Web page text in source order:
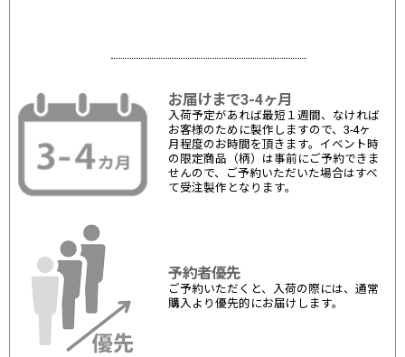
お届けまで3-4ヶ月
入荷予定があれば最短１週間、なければ
お客様のために製作しますので、3-4ヶ
月程度のお時間を頂きます。イベント時
の限定商品（柄）は事前にご予約できま
せんので、ご予約いただいた場合はすべ
て受注製作となります。
予約者優先
ご予約いただくと、入荷の際には、通常
購入より優先的にお届けします。